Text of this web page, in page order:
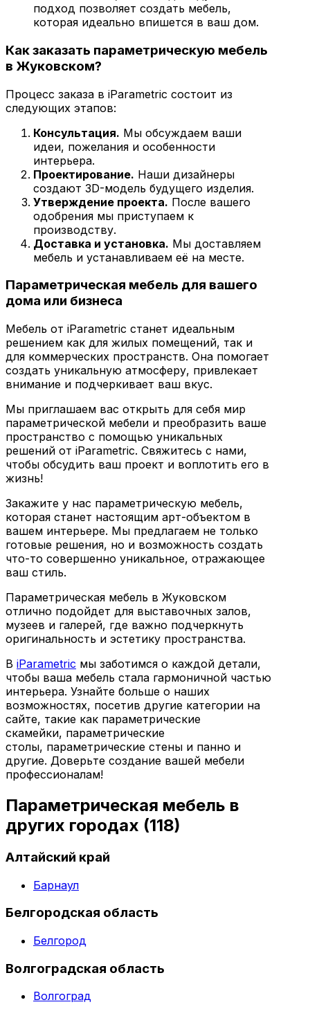
подход позволяет создать мебель,
которая идеально впишется в ваш дом.
Как заказать параметрическую мебель
в Жуковском?
Процесс заказа в iParametric состоит из
следующих этапов:
Консультация. Мы обсуждаем ваши
идеи, пожелания и особенности
интерьера.
Проектирование. Наши дизайнеры
создают 3D-модель будущего изделия.
Утверждение проекта. После вашего
одобрения мы приступаем к
производству.
Доставка и установка. Мы доставляем
мебель и устанавливаем её на месте.
Параметрическая мебель для вашего
дома или бизнеса
Мебель от iParametric станет идеальным
решением как для жилых помещений, так и
для коммерческих пространств. Она помогает
создать уникальную атмосферу, привлекает
внимание и подчеркивает ваш вкус.
Мы приглашаем вас открыть для себя мир
параметрической мебели и преобразить ваше
пространство с помощью уникальных
решений от iParametric. Свяжитесь с нами,
чтобы обсудить ваш проект и воплотить его в
жизнь!
Закажите у нас параметрическую мебель,
которая станет настоящим арт-объектом в
вашем интерьере. Мы предлагаем не только
готовые решения, но и возможность создать
что-то совершенно уникальное, отражающее
ваш стиль.
Параметрическая мебель в Жуковском
отлично подойдет для выставочных залов,
музеев и галерей, где важно подчеркнуть
оригинальность и эстетику пространства.
В iParametric мы заботимся о каждой детали,
чтобы ваша мебель стала гармоничной частью
интерьера. Узнайте больше о наших
возможностях, посетив другие категории на
сайте, такие как параметрические
скамейки, параметрические
столы, параметрические стены и панно и
другие. Доверьте создание вашей мебели
профессионалам!
Параметрическая мебель в
других городах (118)
Алтайский край
Барнаул
Белгородская область
Белгород
Волгоградская область
Волгоград